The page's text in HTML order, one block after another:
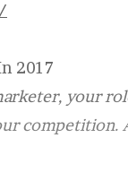
2017
your
competition.